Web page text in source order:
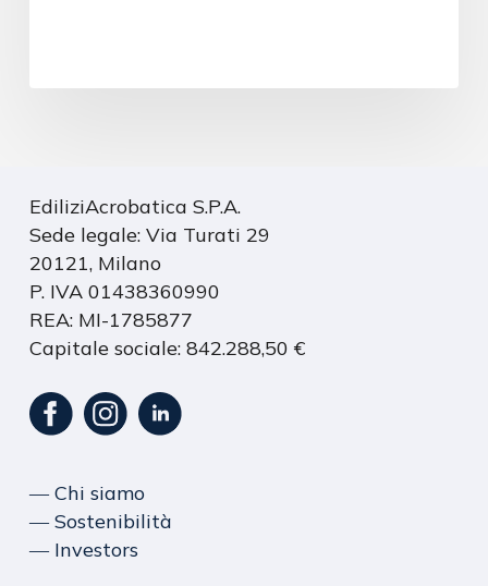
EdiliziAcrobatica S.P.A.
Sede legale: Via Turati 29
20121, Milano
P. IVA 01438360990
REA: MI-1785877
Capitale sociale: 842.288,50 €
― Chi siamo
― Sostenibilità
― Investors